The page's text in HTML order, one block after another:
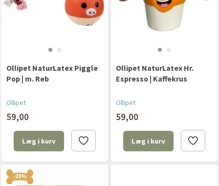
Ollipet NaturLatex Piggle
Pop | m. Reb
Ollipet
59,00
Læg i kurv
Ollipet NaturLatex Hr.
Espresso | Kaffekrus
Ollipet
59,00
Læg i kurv
-23%